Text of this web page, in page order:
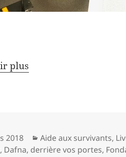
plus
2018 Catégories
Aide aux survivants,
, Dafna, derrière vos portes,